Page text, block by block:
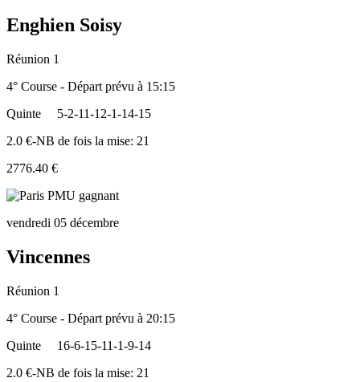
Enghien Soisy
Réunion 1
4° Course - Départ prévu à 15:15
Quinte
5-2-11-12-1-14-15
2.0 €-NB de fois la mise: 21
2776.40 €
vendredi 05 décembre
Vincennes
Réunion 1
4° Course - Départ prévu à 20:15
Quinte
16-6-15-11-1-9-14
2.0 €-NB de fois la mise: 21